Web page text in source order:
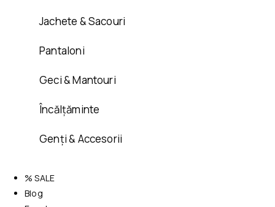
Jachete & Sacouri
Pantaloni
Geci & Mantouri
Încălțăminte
Genți & Accesorii
% SALE
Blog